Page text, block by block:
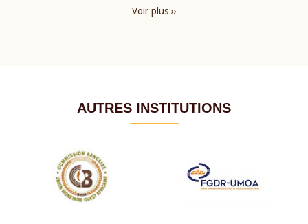
Voir plus ››
AUTRES INSTITUTIONS